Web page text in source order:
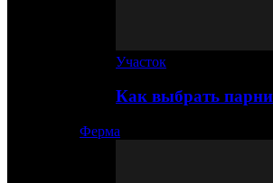
Участок
Как выбрать
Ферма